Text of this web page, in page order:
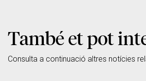
També et pot
Consulta a continuació altres notícies